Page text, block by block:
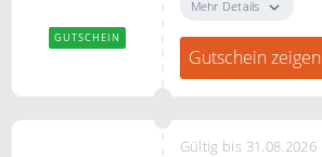
GUTSCHEIN
dem Code.
Mehr Details
Gutschein zeigen
Gültig bis 31.08.2026